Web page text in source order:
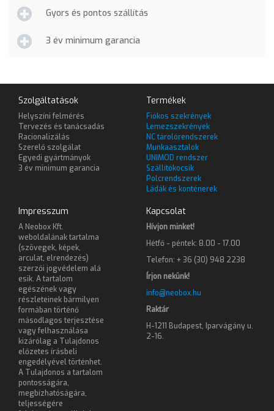
Gyors és pontos szállítás
3 év minimum garancia
Szolgáltatások
Helyszíni felmérés
Tervezés és tanácsadás
Racionalizálás
Szerelő szolgálat
Egyedi gyártmányok
3 év minimum garancia
Termékek
Fiókos szekrények
Lemezszekrények
NC tárolórendszerek
Munkaasztalok
UNIMOD rendszer
Szállítókocsik
Polcrendszerek
Ládák és konténerek
Impresszum
A Neobox Kft.
weboldalának tartalma
(szövegek, képek,
arculat, elrendezés)
szerzői jogvédelem alá
esik. A tartalom
egészének vagy
részleteinek bármilyen
formában történő
másodlagos terjesztése
vagy felhasználása
kizárólag a Tulajdonos
előzetes írásbeli
engedélyével történhet.
A Tulajdonos a tartalom
pontosságára,
megbízhatóságára,
teljességére
Kapcsolat
Hívjon minket!
Hétfő - péntek: 8.00 - 17.00
Telefon: + 36 (30) 948 2238
Írjon nekünk!
info@neobox.hu
Raktár
H-1211 Budapest, Iparvágány u.
2-16.